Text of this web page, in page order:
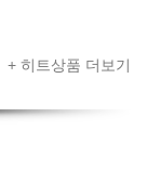
+ 히트상품 더보기